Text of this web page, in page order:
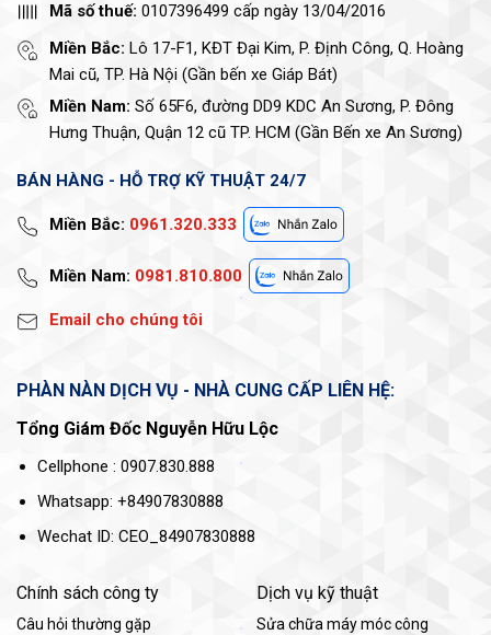
Mã số thuế: 0107396499 cấp ngày 13/04/2016
Miền Bắc: Lô 17-F1, KĐT Đại Kim, P. Định Công, Q. Hoàng
Mai cũ, TP. Hà Nội (Gần bến xe Giáp Bát)
Miền Nam: Số 65F6, đường DD9 KDC An Sương, P. Đông
Hưng Thuận, Quận 12 cũ TP. HCM (Gần Bến xe An Sương)
BÁN HÀNG - HỖ TRỢ KỸ THUẬT 24/7
Miền Bắc: 0961.320.333
Miền Nam: 0981.810.800
Email cho chúng tôi
PHÀN NÀN DỊCH VỤ - NHÀ CUNG CẤP LIÊN HỆ:
Tổng Giám Đốc Nguyễn Hữu Lộc
Cellphone : 0907.830.888
Whatsapp: +84907830888
Wechat ID: CEO_84907830888
Chính sách công ty
Câu hỏi thường gặp
Dịch vụ kỹ thuật
Sửa chữa máy móc công